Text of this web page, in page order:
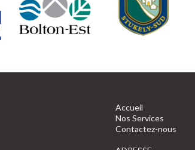
Accueil
Nos Services
Contactez-nous